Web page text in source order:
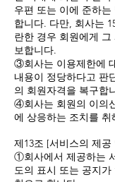
우편 또는 이에 준하
합니다. 다만, 회사는
란한 경우 회원에게
보합니다.
③회사는 이용제한에
내용이 정당하다고 판
의 회원자격을 복구합
④회사는 회원의 이의
에 상응하는 조치를 취
제13조 [서비스의 제공
①회사에서 제공하는
도의 표시 또는 공지가